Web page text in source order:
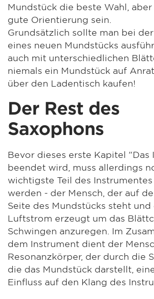
Mundstück die beste Wahl,
gute Orientierung sein.
Grundsätzlich sollte man bei
eines neuen Mundstücks
auch mit unterschiedlichen
niemals ein Mundstück auf
über den Ladentisch kaufen!
Der Rest des
Saxophons
Bevor dieses erste Kapitel "Das
beendet wird, muss allerdings
wichtigste Teil des
werden - der Mensch, der auf
Seite des Mundstücks steht
Luftstrom erzeugt um das
Schwingen anzuregen. Im
dem Instrument dient der
Resonanzkörper, der durch die
die das Mundstück darstellt,
Einfluss auf den Klang des